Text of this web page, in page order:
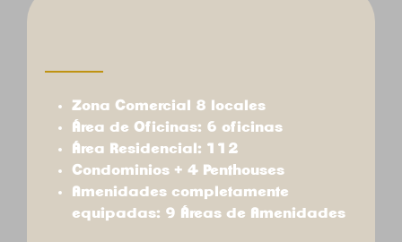
Zona Comercial 8 locales
Área de Oficinas: 6 oficinas
Área Residencial: 112
Condominios + 4 Penthouses
Amenidades completamente
equipadas: 9 Áreas de Amenidades